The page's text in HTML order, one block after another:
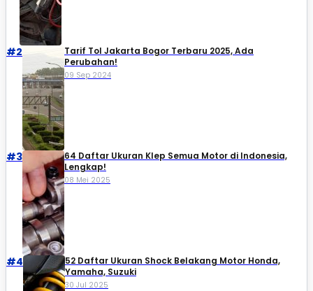
#2
Tarif Tol Jakarta Bogor Terbaru 2025, Ada
Perubahan!
09 Sep 2024
#3
64 Daftar Ukuran Klep Semua Motor di Indonesia,
Lengkap!
08 Mei 2025
#4
52 Daftar Ukuran Shock Belakang Motor Honda,
Yamaha, Suzuki​
30 Jul 2025